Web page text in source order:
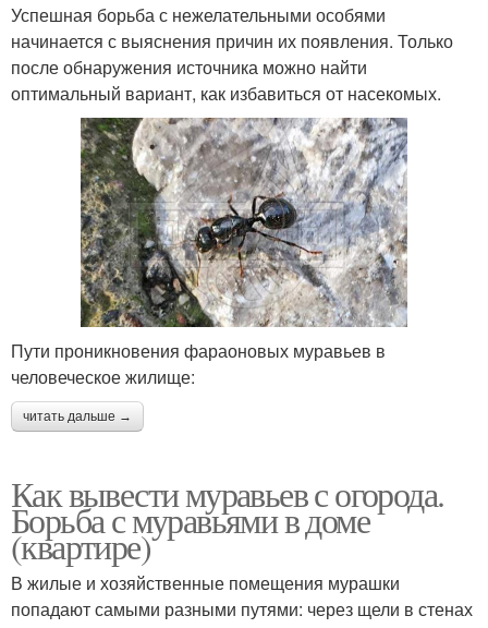
Успешная борьба с нежелательными особями
начинается с выяснения причин их появления. Только
после обнаружения источника можно найти
оптимальный вариант, как избавиться от насекомых.
Пути проникновения фараоновых муравьев в
человеческое жилище:
читать дальше →
Как вывести муравьев с огорода.
Борьба с муравьями в доме
(квартире)
В жилые и хозяйственные помещения мурашки
попадают самыми разными путями: через щели в стенах